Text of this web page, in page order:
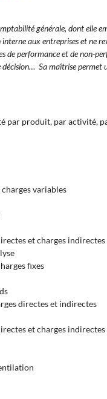
générale, dont elle
aux entreprises et ne
de performance et de non-
Sa maîtrise permet
par produit, par activité,
variables
et charges indirectes
fixes
directes et indirectes
et charges indirectes